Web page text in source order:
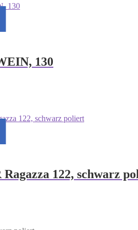
130
Ragazza 122, schwarz